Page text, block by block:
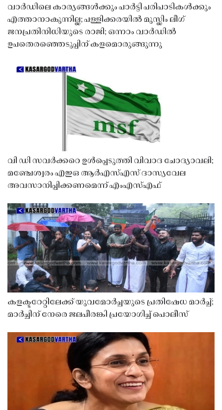
വാർഡിലെ കാര്യങ്ങൾക്കും പാർട്ടി പരിപാടികൾക്കും
എത്താനാകുന്നില്ല; പള്ളിക്കരയിൽ മുസ്ലിം ലീഗ്
ജനപ്രതിനിധിയുടെ രാജി; ഒന്നാം വാർഡിൽ
ഉപതെരഞ്ഞെടുപ്പിന് കളമൊരുങ്ങുന്നു
വി ഡി സവർക്കറെ ഉൾപ്പെടുത്തി വിവാദ ചോദ്യാവലി;
മഞ്ചേശ്വരം എഇഒ ആർഎസ്എസ് ദാസ്യവേല
അവസാനിപ്പിക്കണമെന്ന് എംഎസ്എഫ്
കളക്ടറേറ്റിലേക്ക് യുവമോർച്ചയുടെ പ്രതിഷേധ മാർച്ച്;
മാർച്ചിന് നേരെ ജലപീരങ്കി പ്രയോഗിച്ച് പൊലീസ്